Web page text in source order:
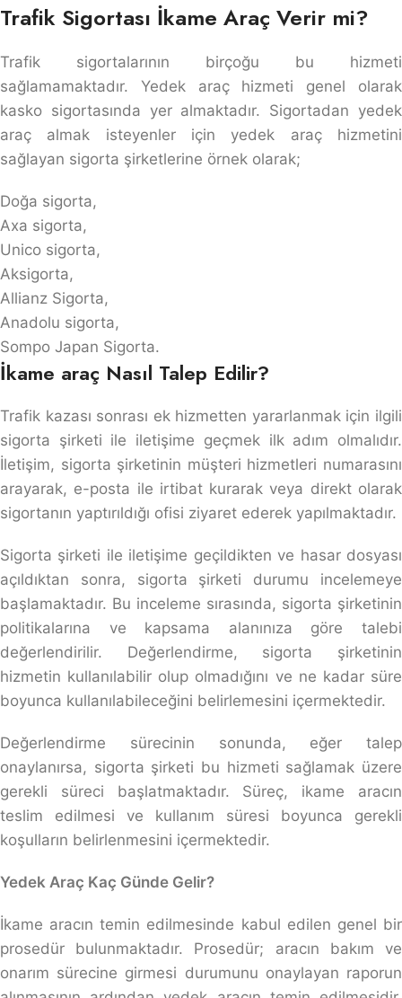
Trafik Sigortası İkame Araç Verir mi?
Trafik sigortalarının birçoğu bu hizmeti
sağlamamaktadır. Yedek araç hizmeti genel olarak
kasko sigortasında yer almaktadır. Sigortadan yedek
araç almak isteyenler için yedek araç hizmetini
sağlayan sigorta şirketlerine örnek olarak;
Doğa sigorta,
Axa sigorta,
Unico sigorta,
Aksigorta,
Allianz Sigorta,
Anadolu sigorta,
Sompo Japan Sigorta.
İkame araç Nasıl Talep Edilir?
Trafik kazası sonrası ek hizmetten yararlanmak için ilgili
sigorta şirketi ile iletişime geçmek ilk adım olmalıdır.
İletişim, sigorta şirketinin müşteri hizmetleri numarasını
arayarak, e-posta ile irtibat kurarak veya direkt olarak
sigortanın yaptırıldığı ofisi ziyaret ederek yapılmaktadır.
Sigorta şirketi ile iletişime geçildikten ve hasar dosyası
açıldıktan sonra, sigorta şirketi durumu incelemeye
başlamaktadır. Bu inceleme sırasında, sigorta şirketinin
politikalarına ve kapsama alanınıza göre talebi
değerlendirilir. Değerlendirme, sigorta şirketinin
hizmetin kullanılabilir olup olmadığını ve ne kadar süre
boyunca kullanılabileceğini belirlemesini içermektedir.
Değerlendirme sürecinin sonunda, eğer talep
onaylanırsa, sigorta şirketi bu hizmeti sağlamak üzere
gerekli süreci başlatmaktadır. Süreç, ikame aracın
teslim edilmesi ve kullanım süresi boyunca gerekli
koşulların belirlenmesini içermektedir.
Yedek Araç Kaç Günde Gelir?
İkame aracın temin edilmesinde kabul edilen genel bir
prosedür bulunmaktadır. Prosedür; aracın bakım ve
onarım sürecine girmesi durumunu onaylayan raporun